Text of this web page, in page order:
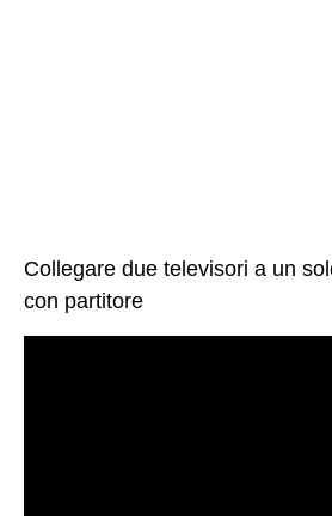
Collegare due televisori a un
con partitore